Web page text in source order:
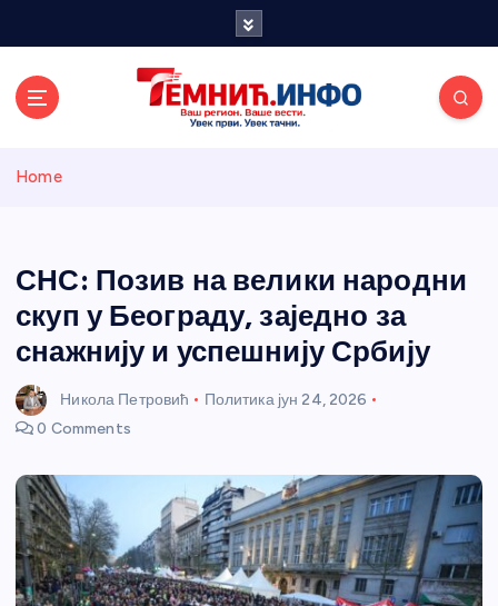
и портал
Home
СНС: Позив на велики народни
скуп у Београду, заједно за
снажнију и успешнију Србију
Никола Петровић Политика јун 24, 2026
0 Comments